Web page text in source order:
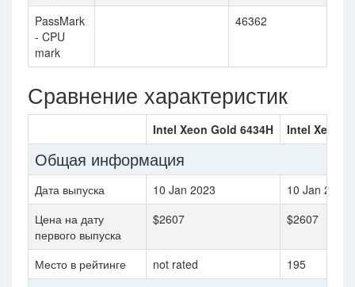
PassMark
- CPU
mark
46362
Сравнение характеристик
Intel Xeon Gold 6434H Intel Xeon
Общая информация
Дата выпуска 10 Jan 2023
10 Jan 2023
Цена на дату
первого выпуска
$2607 $2607
Место в рейтинге not rated 195